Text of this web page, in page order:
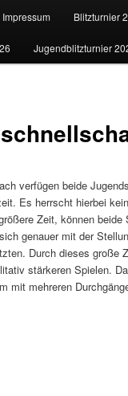
Impressum Blitzturnier
Jugendblitzturnier
verfügen beide
Es herrscht hierbei
Zeit, können beide
genauer mit der
Durch dieses große
stärkeren Spielen.
mit mehreren